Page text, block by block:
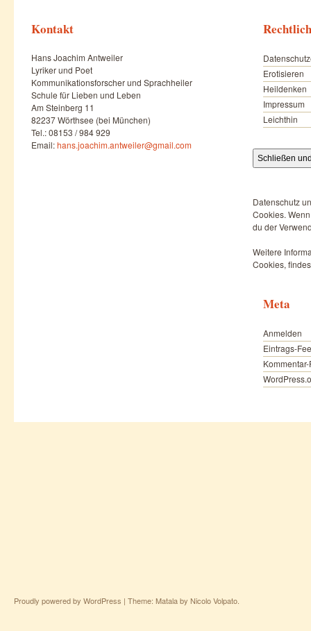
Kontakt
Hans Joachim Antweiler
Lyriker und Poet
Kommunikationsforscher und Sprachheiler
Schule für Lieben und Leben
Am Steinberg 11
82237 Wörthsee (bei München)
Tel.: 08153 / 984 929
Email:hans.joachim.antweiler@gmail.com
Erotisieren
Heildenken
Impressum
Leichthin
Datenschutz
Cookies.
du der
Weitere
Cookies,
Meta
Anmelden
Eintrags-
Proudly powered by WordPress | Theme: Matala by Nicolo Volpato